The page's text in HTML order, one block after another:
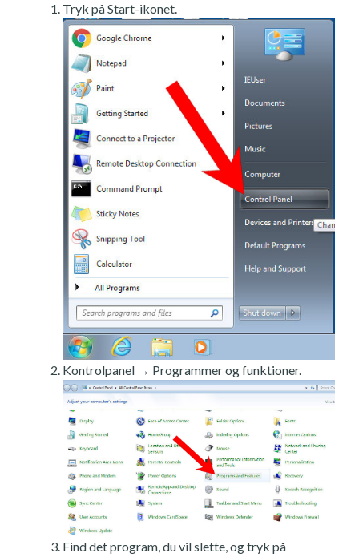
Tryk på Start-ikonet.
Kontrolpanel → Programmer og funktioner.
Find det program, du vil slette, og tryk på